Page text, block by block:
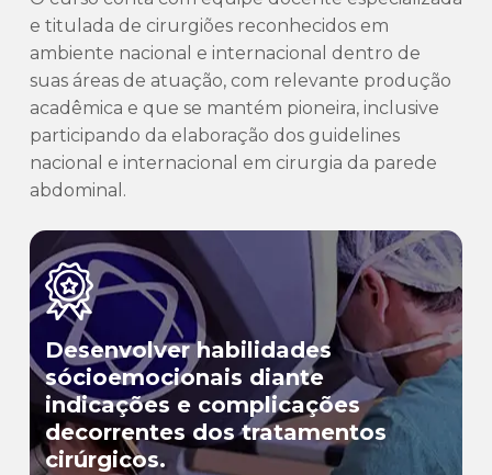
e titulada de cirurgiões reconhecidos em
ambiente nacional e internacional dentro de
suas áreas de atuação, com relevante produção
acadêmica e que se mantém pioneira, inclusive
participando da elaboração dos guidelines
nacional e internacional em cirurgia da parede
abdominal.
Desenvolver habilidades
sócioemocionais diante
indicações e complicações
decorrentes dos tratamentos
cirúrgicos.